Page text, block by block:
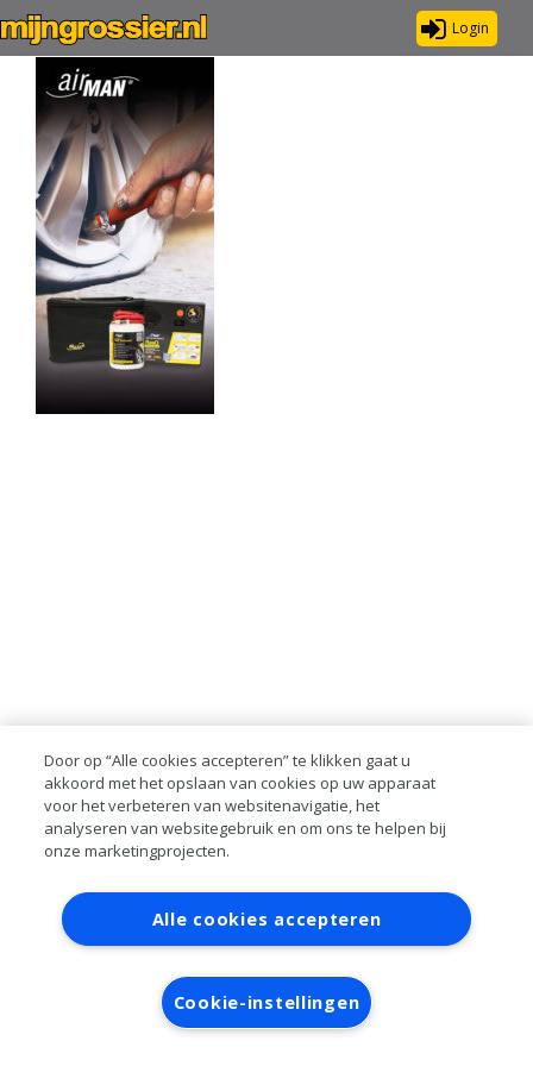
Login
Contact Account aanvragen
Inloggen
RAI bestanden
Privacy
Algemene
voorwaarden
Verwerkersovereenkomst
Door op “Alle cookies accepteren” te klikken gaat u
akkoord met het opslaan van cookies op uw apparaat
voor het verbeteren van websitenavigatie, het
analyseren van websitegebruik en om ons te helpen bij
onze marketingprojecten.
Alle cookies accepteren
Cookie-instellingen